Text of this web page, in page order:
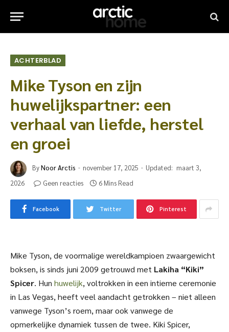
ACHTERBLAD
Mike Tyson en zijn
huwelijkspartner: een
verhaal van liefde, herstel
en groei
ByNoor Arctis november 17, 2025 Updated: maart 3,
2026
Geen reacties 6 Mins Read
Facebook Twitter Pinterest
Mike Tyson, de voormalige wereldkampioen zwaargewicht
boksen, is sinds juni 2009 getrouwd met Lakiha “Kiki”
Spicer. Hun huwelijk, voltrokken in een intieme ceremonie
in Las Vegas, heeft veel aandacht getrokken – niet alleen
vanwege Tyson’s roem, maar ook vanwege de
opmerkelijke dynamiek tussen de twee. Kiki Spicer,